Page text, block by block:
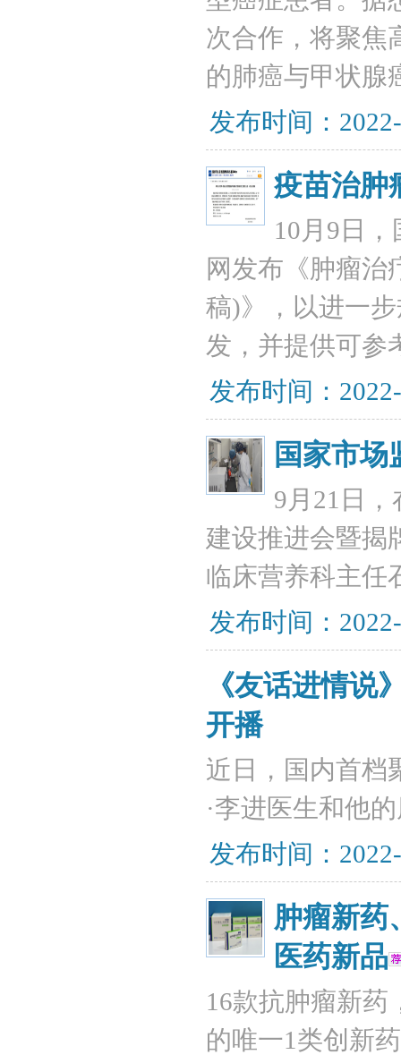
次合作，将聚焦
的肺癌与甲状腺
发布时间：
疫苗治肿
10月9日
网发布《肿瘤治
稿)》，以进一
发，并提供可参
发布时间：
国家市
9月21日
建设推进会暨揭
临床营养科主任
发布时间：
《友话进情说
开播
近日，国内首档
·李进医生和他
发布时间：
肿瘤新
医药新品
16款抗肿瘤新药
的唯一1类创新